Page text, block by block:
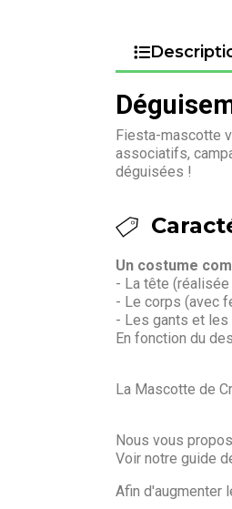
Fiesta-mascotte
associatifs,
déguisées !
Un costume
- La tête
- Le corps (avec
- Les gants et les
En fonction du
La Mascotte de
Nous vous
Voir notre guide
Afin d'augmenter